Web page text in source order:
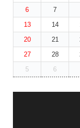
6
7
13
14
20
21
27
28
5
6